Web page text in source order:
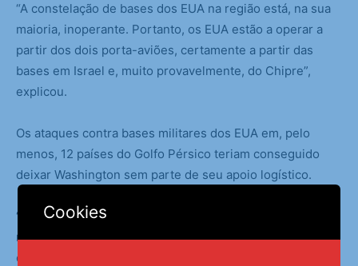
“A constelação de bases dos EUA na região está, na sua
maioria, inoperante. Portanto, os EUA estão a operar a
partir dos dois porta-aviões, certamente a partir das
bases em Israel e, muito provavelmente, do Chipre”,
explicou.
Os ataques contra bases militares dos EUA em, pelo
menos, 12 países do Golfo Pérsico teriam conseguido
deixar Washington sem parte de seu apoio logístico.
“Ao decolar de um porta aviões, os caças saem com
menos mísseis, e tem que ser reabastecidos. Para isso,
devem estar, no mínimo, a uma distância de 700 km. É
Cookies